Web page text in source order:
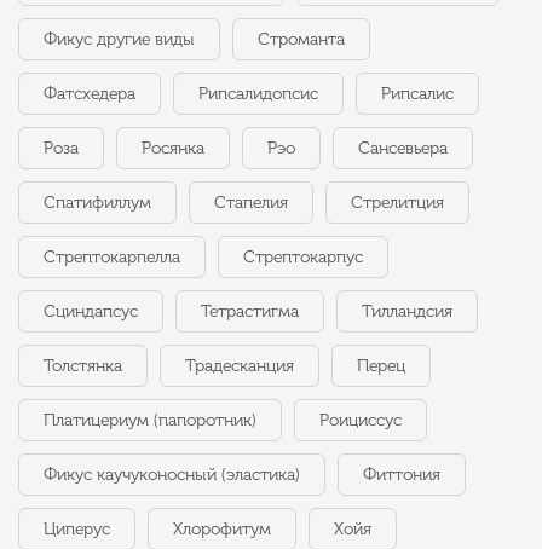
Фикус другие виды Строманта
Фатсхедера Рипсалидопсис Рипсалис
Роза Росянка Рэо Сансевьера
Спатифиллум Стапелия Стрелитция
Стрептокарпелла Стрептокарпус
Сциндапсус Тетрастигма Тилландсия
Толстянка Традесканция Перец
Платицериум (папоротник) Роициссус
Фикус каучуконосный (эластика) Фиттония
Циперус Хлорофитум Хойя